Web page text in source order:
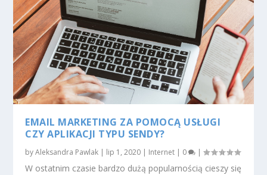
EMAIL MARKETING ZA POMOCĄ USŁUGI
CZY APLIKACJI TYPU SENDY?
byAleksandra Pawlak | lip 1, 2020 | Internet | 0 |
W ostatnim czasie bardzo dużą popularnością cieszy się